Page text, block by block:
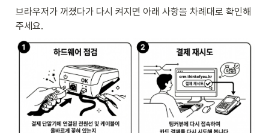
브라우저가 꺼졌다가 다시 켜지면 아래 사항을 차례대로 확인해
주세요.